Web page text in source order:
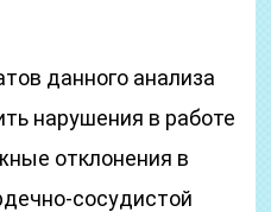
данного анализа
нарушения в работе
отклонения в
сосудистой